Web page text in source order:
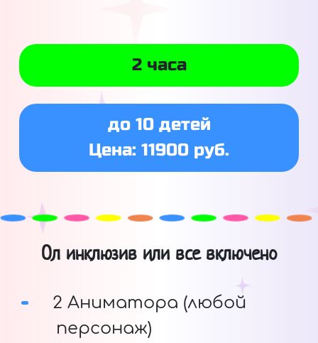
2 часа
до 10 детей
Цена: 11900 руб.
Ол инклюзив или все включено
2 Аниматора (любой
персонаж)